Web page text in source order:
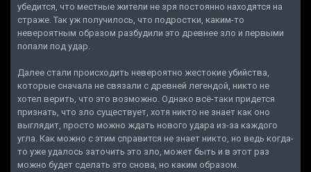
убедится, что местные жители не зря постоянно находятся на
страже. Так уж получилось, что подростки, каким-то
невероятным образом разбудили это древнее зло и первыми
попали под удар.
Далее стали происходить невероятно жестокие убийства,
которые сначала не связали с древней легендой, никто не
хотел верить, что это возможно. Однако всё-таки придется
признать, что зло существует, хотя никто не знает как оно
выглядит, просто можно ждать нового удара из-за каждого
угла. Как можно с этим справится не знает никто, но ведь когда-
то уже удалось заточить это зло, может быть и в этот раз
можно будет сделать это снова, но каким образом.